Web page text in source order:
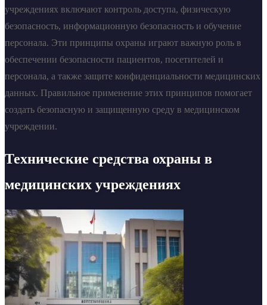
учреждениях включают контроль доступа, физическую
безопасность, информационную безопасность и обучение
персонала. Эти принципы охраны играют важную роль в
обеспечении безопасности пациентов, посетителей и
персонала, а также защите конфиденциальности медицинских
данных. Правильное применение этих принципов помогает
создать безопасную и защищенную среду в медицинском
учреждении.
Технические средства охраны в
медицинских учреждениях